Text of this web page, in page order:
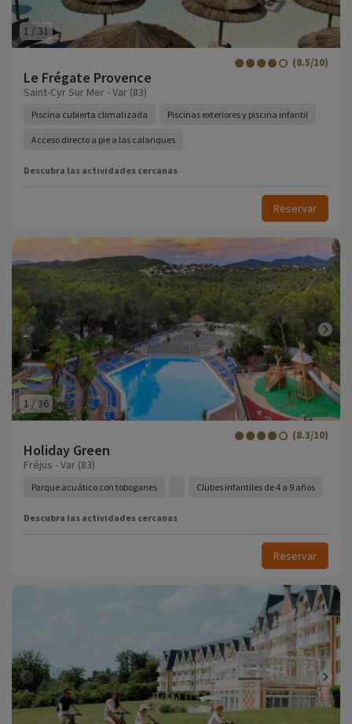
1 /31
Le Frégate Provence
(8.5/10)
Saint-Cyr Sur Mer - Var (83)
Piscina cubierta climatizada Piscinas exteriores y piscina infantil
Acceso directo a pie a las calanques
Descubra las actividades cercanas
Reservar
1 /36
Holiday Green
(8.3/10)
Fréjus - Var (83)
Parque acuático con toboganes Clubes infantiles de 4 a 9 años
Descubra las actividades cercanas
Reservar